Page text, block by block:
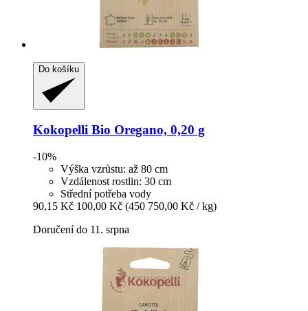
Do košíku
Kokopelli Bio Oregano, 0,20 g
-10%
Výška vzrůstu: až 80 cm
Vzdálenost rostlin: 30 cm
Střední potřeba vody
90,15 Kč 100,00 Kč (450 750,00 Kč / kg)
Doručení do 11. srpna